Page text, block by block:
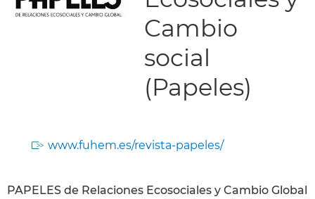
Cambio
social
(Papeles)
www.fuhem.es/revista-papeles/
PAPELES de Relaciones Ecosociales y Cambio Global